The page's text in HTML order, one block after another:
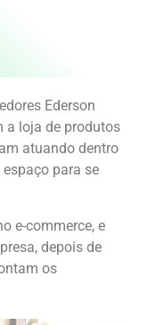
Ederson
a loja de produtos
atuando dentro
para se
e-commerce, e
depois de
os